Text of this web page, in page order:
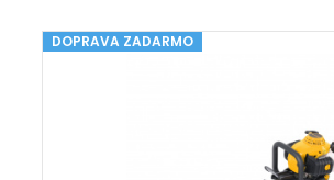
DOPRAVA ZADARMO